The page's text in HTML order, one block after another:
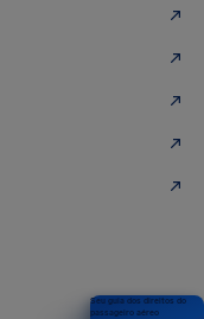
Seu guia dos direitos do
passageiro aéreo